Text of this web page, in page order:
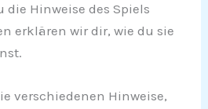
Hinweise des Spiels
erklären wir dir, wie du sie
verschiedenen Hinweise,